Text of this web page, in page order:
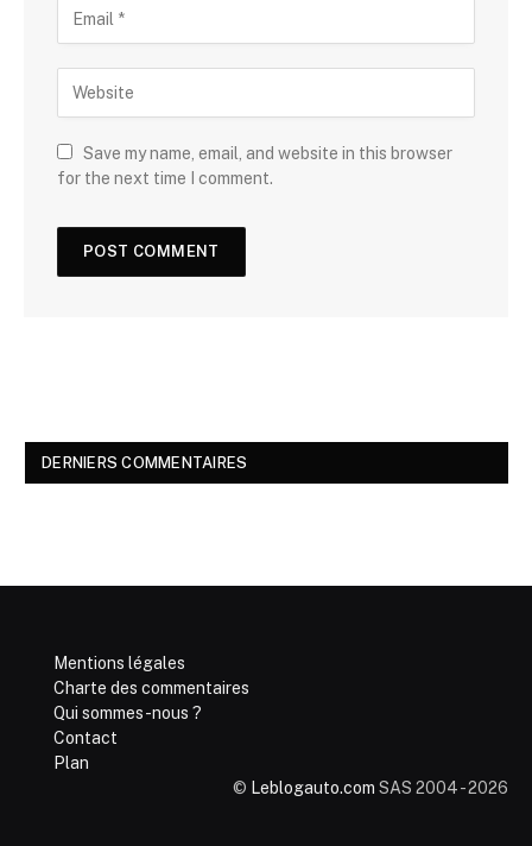
Save my name, email, and website in this browser
for the next time I comment.
DERNIERS COMMENTAIRES
Mentions légales
Charte des commentaires
Qui sommes-nous ?
Contact
Plan
© Leblogauto.com SAS 2004 - 2026